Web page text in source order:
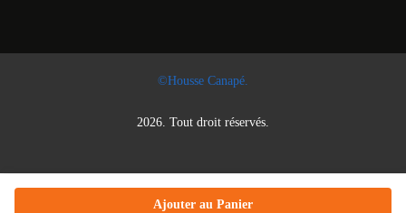
Ajouter au Panier
©Housse Canapé.
2026. Tout droit réservés.